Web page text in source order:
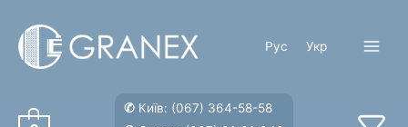
содержимому
Рус Укр
✆ Київ: (067) 364-58-58